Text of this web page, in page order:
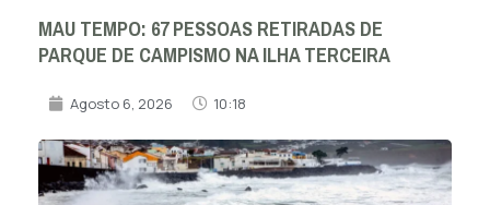
MAU TEMPO: 67 PESSOAS RETIRADAS DE
PARQUE DE CAMPISMO NA ILHA TERCEIRA
Agosto 6, 2026 10:18